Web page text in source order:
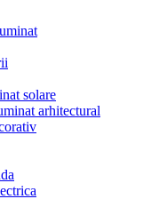
solare
arhitectural